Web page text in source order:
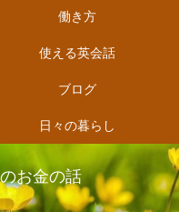
お金の話
働き方
使える英会話
ブログ
日々の暮らし